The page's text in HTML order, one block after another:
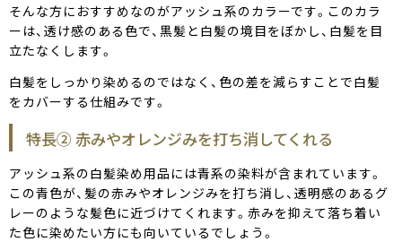
そんな方におすすめなのがアッシュ系のカラーです。このカラ
ーは、透け感のある色で、黒髪と白髪の境目をぼかし、白髪を目
立たなくします。
白髪をしっかり染めるのではなく、色の差を減らすことで白髪
をカバーする仕組みです。
特長② 赤みやオレンジみを打ち消してくれる
アッシュ系の白髪染め用品には青系の染料が含まれています。
この青色が、髪の赤みやオレンジみを打ち消し、透明感のあるグ
レーのような髪色に近づけてくれます。赤みを抑えて落ち着い
た色に染めたい方にも向いているでしょう。